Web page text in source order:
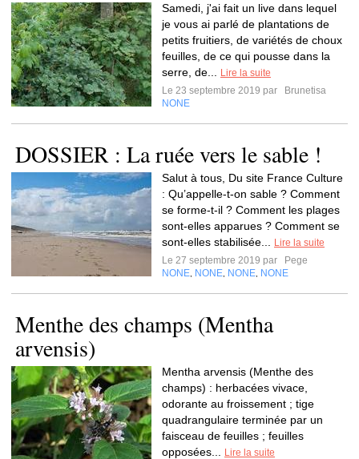
Samedi, j'ai fait un live dans lequel
je vous ai parlé de plantations de
petits fruitiers, de variétés de choux
feuilles, de ce qui pousse dans la
serre, de...
Lire la suite
Le 23 septembre 2019 par
Brunetisa
NONE
DOSSIER : La ruée vers le sable !
Salut à tous, Du site France Culture
: Qu’appelle-t-on sable ? Comment
se forme-t-il ? Comment les plages
sont-elles apparues ? Comment se
sont-elles stabilisée...
Lire la suite
Le 27 septembre 2019 par
Pege
NONE NONE NONE NONE
Menthe des champs (Mentha
arvensis)
Mentha arvensis (Menthe des
champs) : herbacées vivace,
odorante au froissement ; tige
quadrangulaire terminée par un
faisceau de feuilles ; feuilles
opposées...
Lire la suite